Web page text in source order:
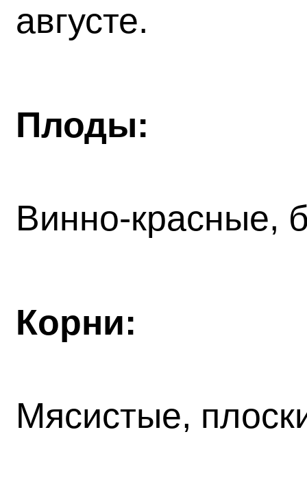
августе.
Плоды:
Винно-красные,
Корни:
Мясистые,